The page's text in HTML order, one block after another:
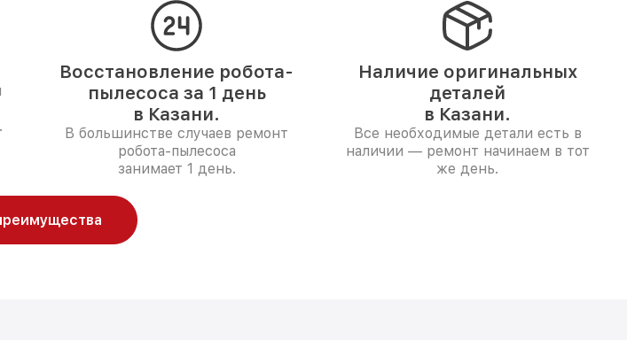
Восстановление робота-
пылесоса за 1 день
в Казани.
В большинстве случаев ремонт
робота-пылесоса
занимает 1 день.
Наличие оригинальных
деталей
в Казани.
Все необходимые детали есть в
наличии — ремонт начинаем в тот
же день.